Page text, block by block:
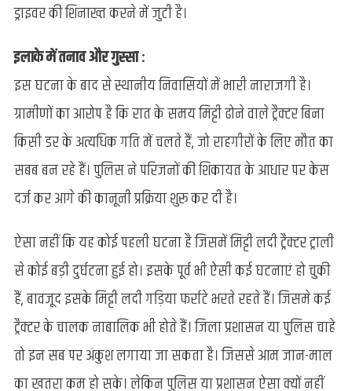
ड्राइवर की शिनाख्त करने में जुटी है।
इलाके में तनाव और गुस्सा :
इस घटना के बाद से स्थानीय निवासियों में भारी नाराजगी है।
ग्रामीणों का आरोप है कि रात के समय मिट्टी ढोने वाले ट्रैक्टर बिना
किसी डर के अत्यधिक गति में चलते हैं, जो राहगीरों के लिए मौत का
सबब बन रहे हैं। पुलिस ने परिजनों की शिकायत के आधार पर केस
दर्ज कर आगे की कानूनी प्रक्रिया शुरू कर दी है।
ऐसा नहीं कि यह कोई पहली घटना है जिसमें मिट्टी लदी ट्रैक्टर ट्राली
से कोई बड़ी दुर्घटना हुई हो। इसके पूर्व भी ऐसी कई घटनाएं हो चुकी
हैं, बावजूद इसके मिट्टी लदी गड़िया फर्राटे भरते रहते हैं। जिसमे कई
ट्रैक्टर के चालक नाबालिक भी होते हैं। जिला प्रशासन या पुलिस चाहे
तो इन सब पर अंकुश लगाया जा सकता है। जिससे आम जान-माल
का खतरा कम हो सके। लेकिन पुलिस या प्रशासन ऐसा क्यों नहीं